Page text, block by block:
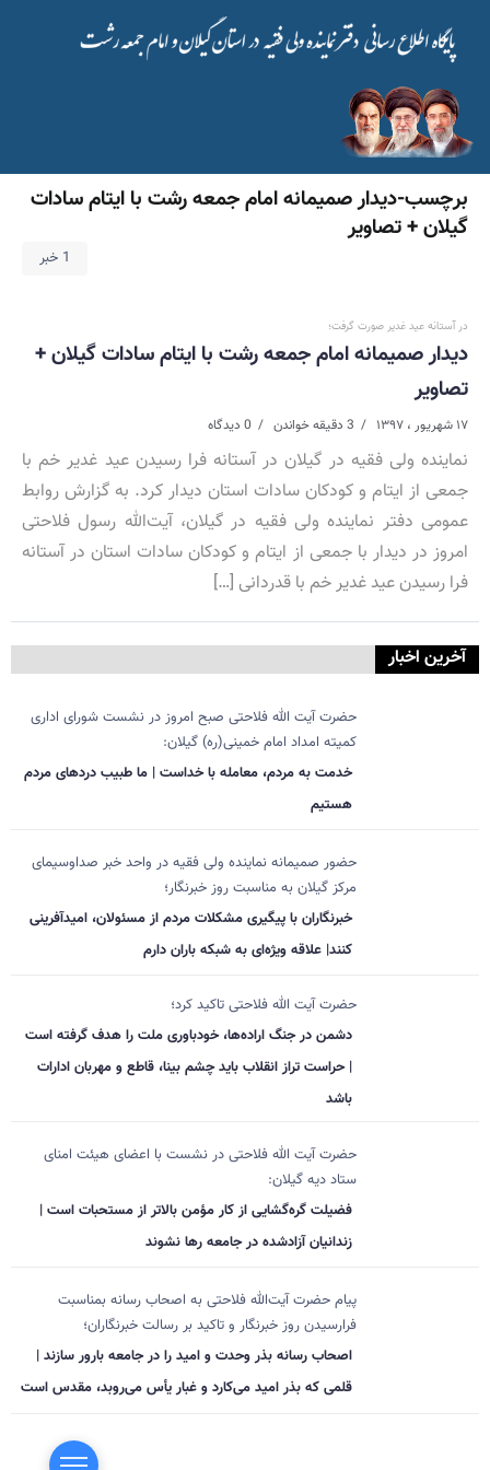
برچسب-دیدار صمیمانه امام جمعه رشت با ایتام سادات
گیلان + تصاویر
1 خبر
در آستانه عید غدیر صورت گرفت؛
دیدار صمیمانه امام جمعه رشت با ایتام سادات گیلان +
تصاویر
۱۷ شهریور ، ۱۳۹۷ 3 دقیقه خواندن 0 دیدگاه
نماینده ولی فقیه در گیلان در آستانه فرا رسیدن عید غدیر خم با
جمعی از ایتام و کودکان سادات استان دیدار کرد. به گزارش روابط
عمومی دفتر نماینده ولی فقیه در گیلان، آیت‌الله رسول فلاحتی
امروز در دیدار با جمعی از ایتام و کودکان سادات استان در آستانه
فرا رسیدن عید غدیر خم با قدردانی […]
آخرین اخبار
حضرت آیت الله فلاحتی صبح امروز در نشست شورای اداری
کمیته امداد امام خمینی(ره) گیلان:
خدمت به مردم، معامله با خداست | ما طبیب دردهای مردم
هستیم
حضور صمیمانه نماینده ولی فقیه در واحد خبر صداوسیمای
مرکز گیلان به مناسبت روز خبرنگار؛
خبرنگاران با پیگیری مشکلات مردم از مسئولان، امیدآفرینی
کنند| علاقه ویژه‌ای به شبکه باران دارم
حضرت آیت الله فلاحتی تاکید کرد؛
دشمن در جنگ اراده‌ها، خودباوری ملت را هدف گرفته است
| حراست تراز انقلاب باید چشم بینا، قاطع و مهربان ادارات
باشد
حضرت آیت الله فلاحتی در نشست با اعضای هیئت امنای
ستاد دیه گیلان:
فضیلت گره‌گشایی از کار مؤمن بالاتر از مستحبات است |
زندانیان آزادشده در جامعه رها نشوند
پیام حضرت آیت‌الله فلاحتی به اصحاب رسانه بمناسبت
فرارسیدن روز خبرنگار و تاکید بر رسالت خبرنگاران؛
اصحاب رسانه بذر وحدت و امید را در جامعه بارور سازند |
قلمی که بذر امید می‌کارد و غبار یأس می‌روبد، مقدس است